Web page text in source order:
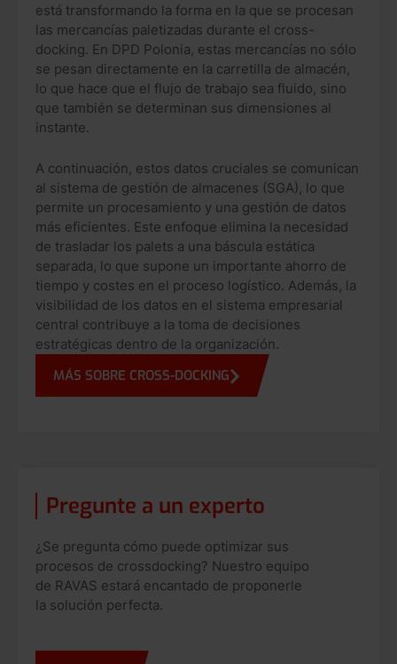
está transformando la forma en la que se procesan
las mercancías paletizadas durante el cross-
docking. En DPD Polonia, estas mercancías no sólo
se pesan directamente en la carretilla de almacén,
lo que hace que el flujo de trabajo sea fluido, sino
que también se determinan sus dimensiones al
instante.
A continuación, estos datos cruciales se comunican
al sistema de gestión de almacenes (SGA), lo que
permite un procesamiento y una gestión de datos
más eficientes. Este enfoque elimina la necesidad
de trasladar los palets a una báscula estática
separada, lo que supone un importante ahorro de
tiempo y costes en el proceso logístico. Además, la
visibilidad de los datos en el sistema empresarial
central contribuye a la toma de decisiones
estratégicas dentro de la organización.
MÁS SOBRE CROSS-DOCKING
Pregunte a un experto
¿Se pregunta cómo puede optimizar sus
procesos de crossdocking? Nuestro equipo
de RAVAS estará encantado de proponerle
la solución perfecta.